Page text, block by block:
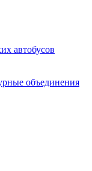
автобусов
объединения